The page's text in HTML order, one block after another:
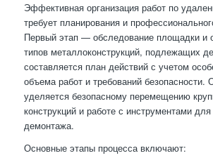
Эффективная организация работ по
требует планирования и
Первый этап — обследование площадки и
типов металлоконструкций, подлежащих
составляется план действий с учетом
объема работ и требований безопасности.
уделяется безопасному перемещению
конструкций и работе с инструментами для
демонтажа.
Основные этапы процесса включают: